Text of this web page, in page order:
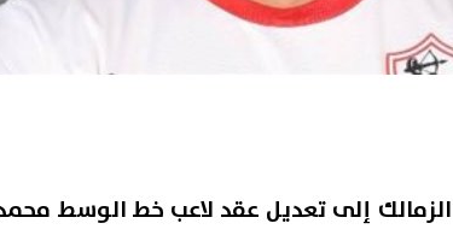
الزمالك إلى تعديل عقد لاعب خط الوسط